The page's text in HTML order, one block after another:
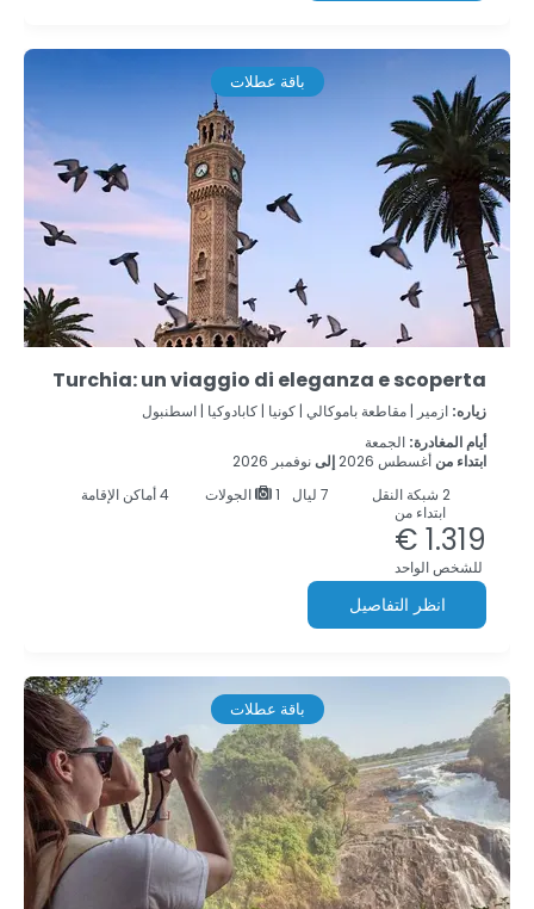
باقة عطلات
Turchia: un viaggio di eleganza e scoperta
زياره: ازمير | مقاطعة باموكالي | كونيا | كابادوكيا | اسطنبول
أيام المغادرة: الجمعة
ابتداء من أغسطس 2026 إلىنوفمبر 2026
2
شبكة النقل ليال 1 الجولات
4 أماكن الإقامة
ابتداء من
1.319 €
للشخص الواحد
انظر التفاصيل
باقة عطلات